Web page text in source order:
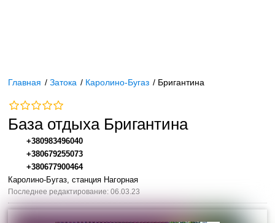
Главная /Затока / Каролино-Бугаз / Бригантина
База отдыха Бригантина
+380983496040
+380679255073
+380677900464
Каролино-Бугаз, станция Нагорная
Последнее редактирование: 06.03.23